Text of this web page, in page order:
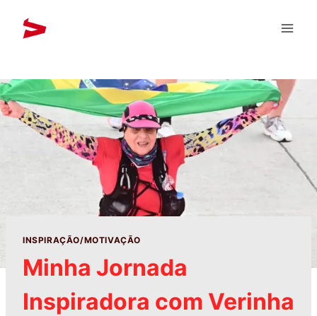
INSPIRAÇÃO/MOTIVAÇÃO
Minha Jornada
Inspiradora com Verinha